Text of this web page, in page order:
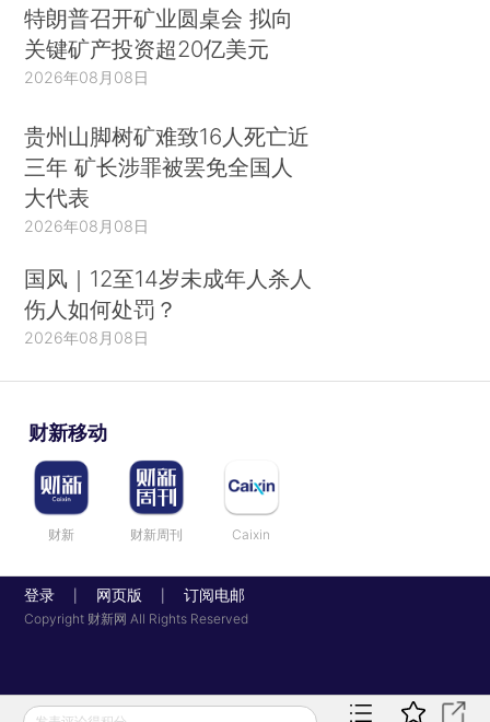
特朗普召开矿业圆桌会 拟向
关键矿产投资超20亿美元
2026年08月08日
贵州山脚树矿难致16人死亡近
三年 矿长涉罪被罢免全国人
大代表
2026年08月08日
国风｜12至14岁未成年人杀人
伤人如何处罚？
2026年08月08日
财新移动
财新 财新周刊 Caixin
登录 网页版 订阅电邮
Copyright 财新网 All Rights Reserved